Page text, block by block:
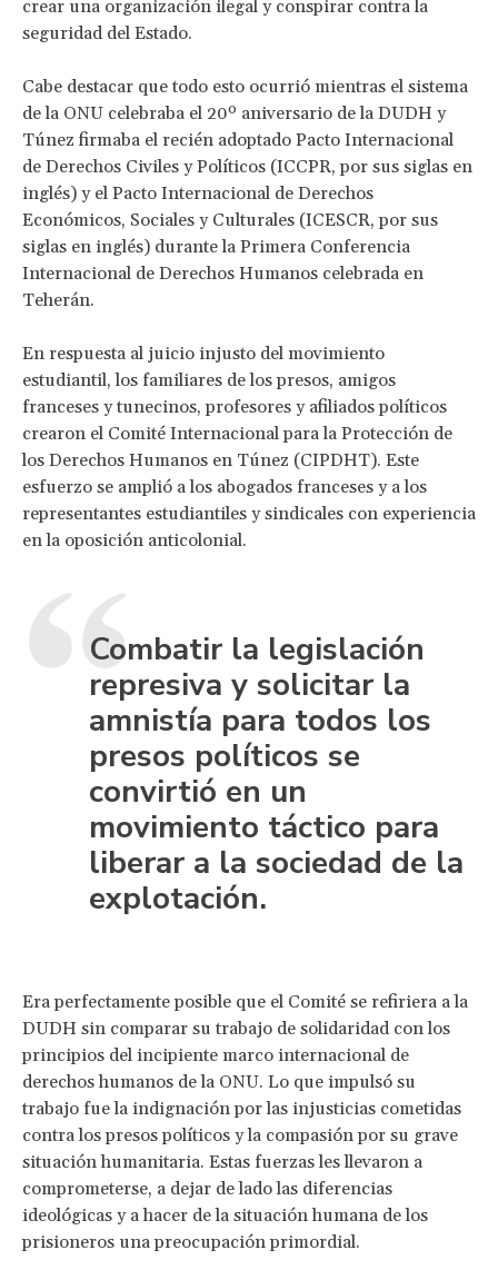
crear una organización ilegal y conspirar contra la
seguridad del Estado.
Cabe destacar que todo esto ocurrió mientras el sistema
de la ONU celebraba el 20º aniversario de la DUDH y
Túnez firmaba el recién adoptado Pacto Internacional
de Derechos Civiles y Políticos (ICCPR, por sus siglas en
inglés) y el Pacto Internacional de Derechos
Económicos, Sociales y Culturales (ICESCR, por sus
siglas en inglés) durante la Primera Conferencia
Internacional de Derechos Humanos celebrada en
Teherán.
En respuesta al juicio injusto del movimiento
estudiantil, los familiares de los presos, amigos
franceses y tunecinos, profesores y afiliados políticos
crearon el Comité Internacional para la Protección de
los Derechos Humanos en Túnez (CIPDHT). Este
esfuerzo se amplió a los abogados franceses y a los
representantes estudiantiles y sindicales con experiencia
en la oposición anticolonial.
Combatir la legislación
represiva y solicitar la
amnistía para todos los
presos políticos se
convirtió en un
movimiento táctico para
liberar a la sociedad de la
explotación.
Era perfectamente posible que el Comité se refiriera a la
DUDH sin comparar su trabajo de solidaridad con los
principios del incipiente marco internacional de
derechos humanos de la ONU. Lo que impulsó su
trabajo fue la indignación por las injusticias cometidas
contra los presos políticos y la compasión por su grave
situación humanitaria. Estas fuerzas les llevaron a
comprometerse, a dejar de lado las diferencias
ideológicas y a hacer de la situación humana de los
prisioneros una preocupación primordial.